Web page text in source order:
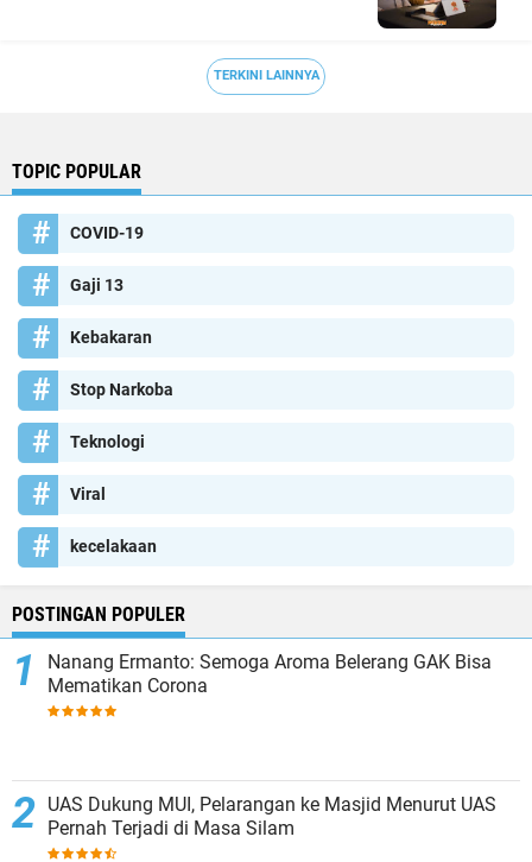
TERKINI LAINNYA
TOPIC POPULAR
COVID-19
Gaji 13
Kebakaran
Stop Narkoba
Teknologi
Viral
kecelakaan
POSTINGAN POPULER
Nanang Ermanto: Semoga Aroma Belerang GAK Bisa
Mematikan Corona
UAS Dukung MUI, Pelarangan ke Masjid Menurut UAS
Pernah Terjadi di Masa Silam